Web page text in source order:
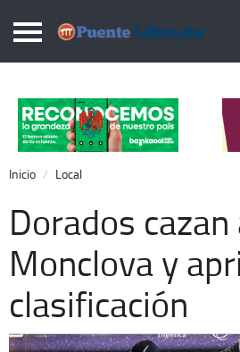
Puentelibre.mx
Local
Nacional
Opinión
Cronos
Economía
Espectáculos
Inicio Local
Dorados cazan
Monclova y
clasificación